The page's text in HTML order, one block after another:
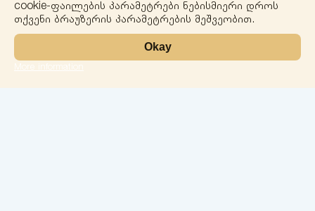
−
cookie-ფაილების პარამეტრები ნებისმიერი დროს
თქვენი ბრაუზერის პარამეტრების მეშვეობით.
Okay
More information